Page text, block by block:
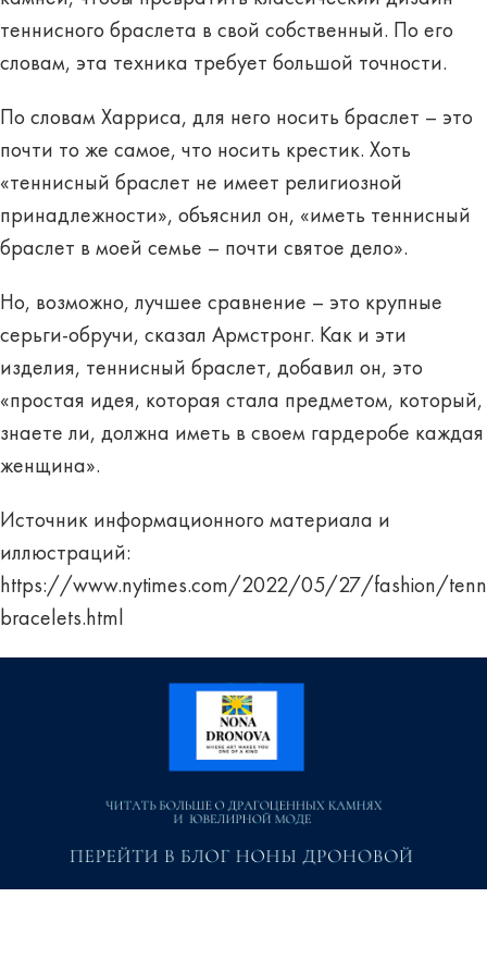
теннисного браслета в свой собственный. По его
словам, эта техника требует большой точности.
По словам Харриса, для него носить браслет – это
почти то же самое, что носить крестик. Хоть
«теннисный браслет не имеет религиозной
принадлежности», объяснил он, «иметь теннисный
браслет в моей семье – почти святое дело».
Но, возможно, лучшее сравнение – это крупные
серьги-обручи, сказал Армстронг. Как и эти
изделия, теннисный браслет, добавил он, это
«простая идея, которая стала предметом, который,
знаете ли, должна иметь в своем гардеробе каждая
женщина».
Источник информационного материала и
иллюстраций:
https://www.nytimes.com/2022/05/27/fashion/
bracelets.html